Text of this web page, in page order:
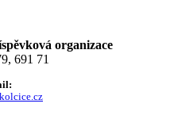
organizace
691 71